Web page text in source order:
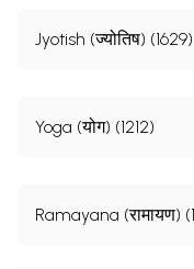
Jyotish (ज्योतिष) (1629)
Yoga (योग) (1212)
Ramayana (रामायण)